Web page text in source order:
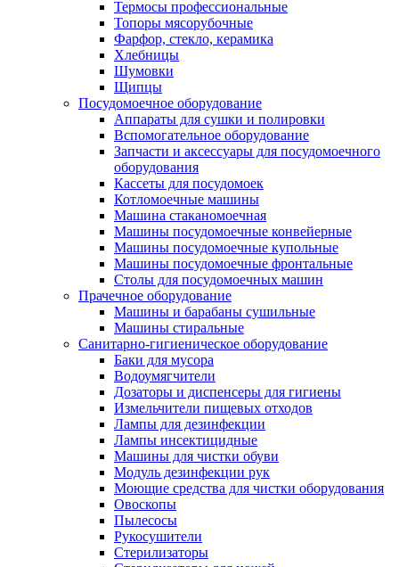
Термосы профессиональные
Топоры мясорубочные
Фарфор, стекло, керамика
Хлебницы
Шумовки
Щипцы
Посудомоечное оборудование
Аппараты для сушки и полировки
Вспомогательное оборудование
Запчасти и аксессуары для посудомоечного
оборудования
Кассеты для посудомоек
Котломоечные машины
Машина стаканомоечная
Машины посудомоечные конвейерные
Машины посудомоечные купольные
Машины посудомоечные фронтальные
Столы для посудомоечных машин
Прачечное оборудование
Машины и барабаны сушильные
Машины стиральные
Санитарно-гигиеническое оборудование
Баки для мусора
Водоумягчители
Дозаторы и диспенсеры для гигиены
Измельчители пищевых отходов
Лампы для дезинфекции
Лампы инсектицидные
Машины для чистки обуви
Модуль дезинфекции рук
Моющие средства для чистки оборудования
Овоскопы
Пылесосы
Рукосушители
Стерилизаторы